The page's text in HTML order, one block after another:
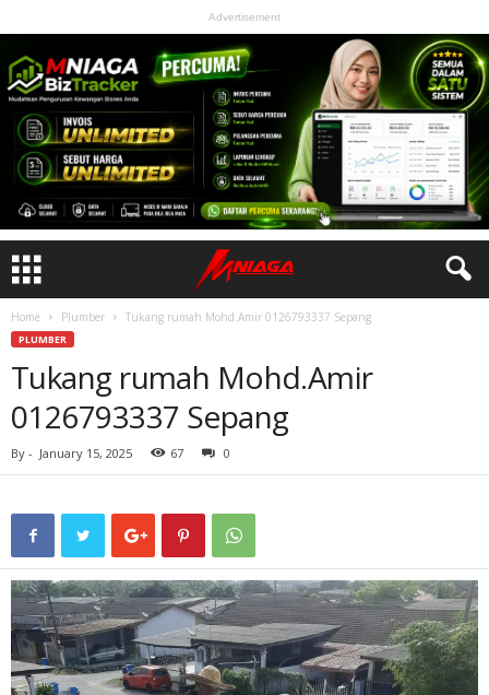
Advertisement
Home Plumber Tukang rumah Mohd.Amir 0126793337 Sepang
PLUMBER
Tukang rumah Mohd.Amir
0126793337 Sepang
By - January 15, 2025 67 0